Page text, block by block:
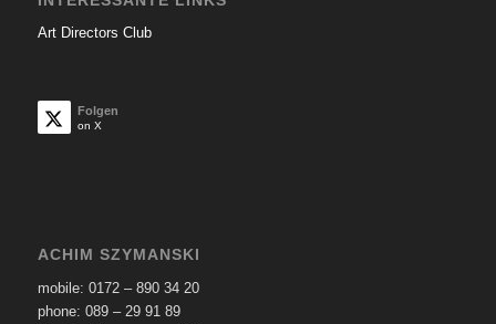
Art Directors Club
Folgen
on X
ACHIM SZYMANSKI
mobile: 0172 – 890 34 20
phone: 089 – 29 91 89